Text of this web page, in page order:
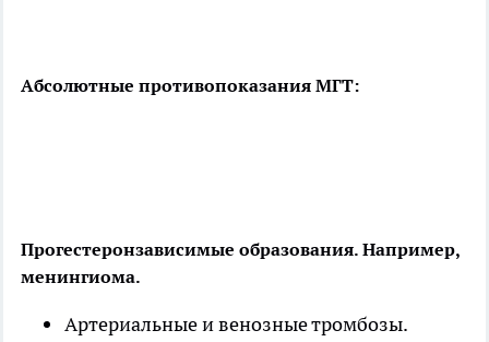
Абсолютные противопоказания МГТ:
Прогестеронзависимые образования. Например,
менингиома.
Артериальные и венозные тромбозы. ⠀